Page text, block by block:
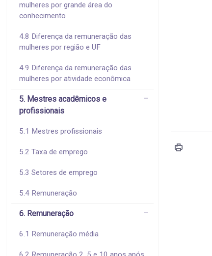
mulheres por grande área do
conhecimento
4.8 Diferença da remuneração das
mulheres por região e UF
4.9 Diferença da remuneração das
mulheres por atividade econômica
5. Mestres acadêmicos e
profissionais
5.1 Mestres profissionais
5.2 Taxa de emprego
5.3 Setores de emprego
5.4 Remuneração
6. Remuneração
6.1 Remuneração média